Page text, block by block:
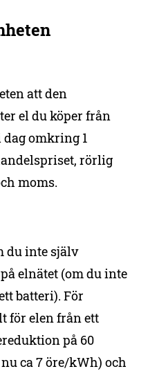
en
att den
el du köper från
dag omkring 1
rörlig
moms.
du inte själv
elnätet (om du inte
batteri). För
för elen från ett
på 60
ca 7 öre/kWh) och